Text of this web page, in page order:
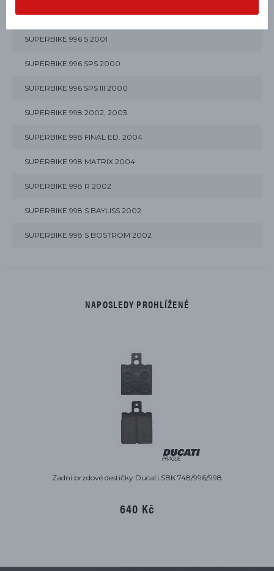
SUPERBIKE 996 R II 2001
SUPERBIKE 996 S 2001
SUPERBIKE 996 SPS 2000
SUPERBIKE 996 SPS III 2000
SUPERBIKE 998 2002, 2003
SUPERBIKE 998 FINAL ED. 2004
SUPERBIKE 998 MATRIX 2004
SUPERBIKE 998 R 2002
SUPERBIKE 998 S BAYLISS 2002
SUPERBIKE 998 S BOSTROM 2002
NAPOSLEDY PROHLÍŽENÉ
Zadní brzdové destičky Ducati SBK 748/996/998
640 Kč